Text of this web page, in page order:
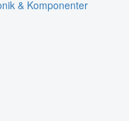
& Komponenter